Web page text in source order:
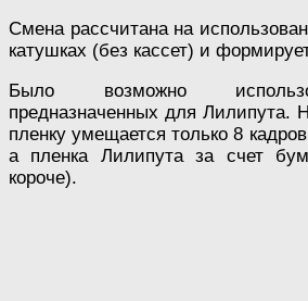
Смена рассчитана на
катушках (без кассет) и
Было возможно
предназначенных для Лилипута.
пленку умещается только 8
а пленка Лилипута за счет
короче).